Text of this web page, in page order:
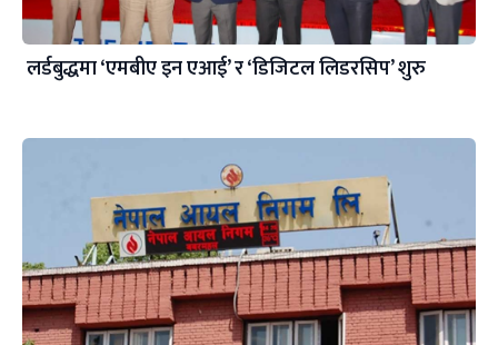
लर्डबुद्धमा ‘एमबीए इन एआई’ र ‘डिजिटल लिडरसिप’ शुरु